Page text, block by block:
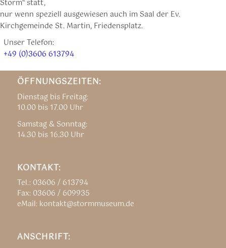
Storm“ statt,
nur wenn speziell ausgewiesen auch im Saal der Ev.
Kirchgemeinde St. Martin, Friedensplatz.
Unser Telefon:
+49 (0)3606 613794
ÖFFNUNGSZEITEN:
Dienstag bis Freitag:
10.00 bis 17.00 Uhr
Samstag & Sonntag:
14.30 bis 16.30 Uhr
KONTAKT:
Tel.: 03606 / 613794
Fax: 03606 / 609935
eMail: kontakt@stormmuseum.de
ANSCHRIFT: